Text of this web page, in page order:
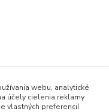
len so súhlasom
webu, analytické
účely cielenia reklamy
vlastných preferencií